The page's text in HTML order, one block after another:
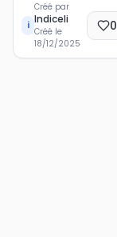
i
Créé par
Indiceli
Créé le
18/12/2025
0